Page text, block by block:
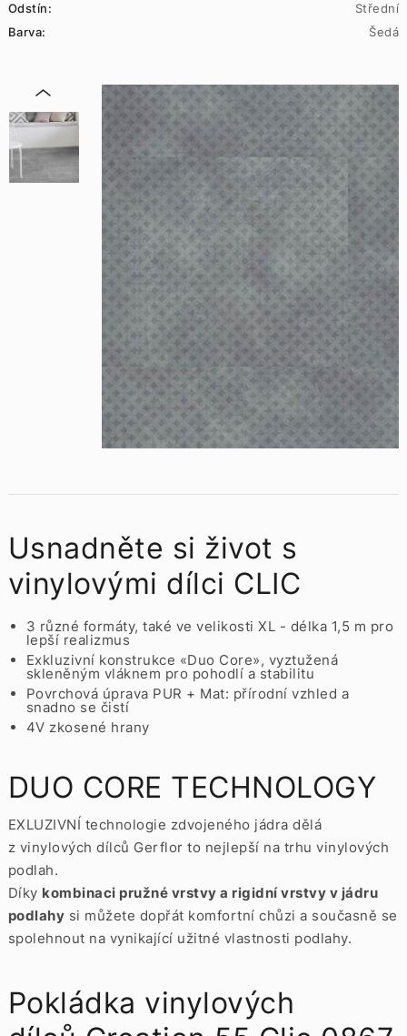
Odstín:
Střední
Barva:
Šedá
Usnadněte si život s
vinylovými dílci CLIC
3 různé formáty, také ve velikosti XL - délka 1,5 m pro
lepší realizmus
Exkluzivní konstrukce «Duo Core», vyztužená
skleněným vláknem pro pohodlí a stabilitu
Povrchová úprava PUR + Mat: přírodní vzhled a
snadno se čistí
4V zkosené hrany
DUO CORE TECHNOLOGY
EXLUZIVNÍ technologie zdvojeného jádra dělá
z vinylových dílců Gerflor to nejlepší na trhu vinylových
podlah.
Díky kombinaci pružné vrstvy a rigidní vrstvy v jádru
podlahy si můžete dopřát komfortní chůzi a současně se
spolehnout na vynikající užitné vlastnosti podlahy.
Pokládka vinylových